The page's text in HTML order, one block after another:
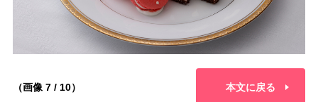
（画像 7 / 10） 本文に戻る